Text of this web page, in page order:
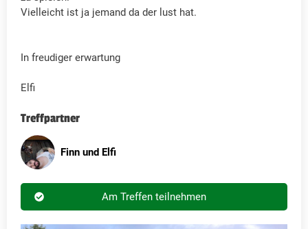
Vielleicht ist ja jemand da der lust hat.
In freudiger erwartung
Elfi
Treffpartner
Finn und Elfi
Am Treffen teilnehmen